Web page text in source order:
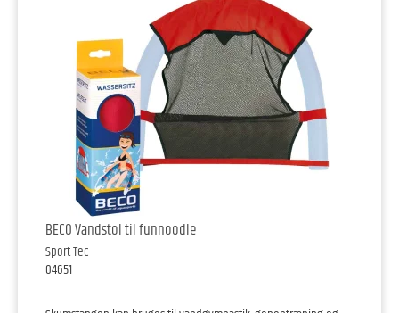
BECO Vandstol til funnoodle
Sport Tec
04651